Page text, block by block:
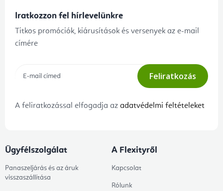
Iratkozzon fel hírlevelünkre
Titkos promóciók, kiárusítások és versenyek az e-mail
címére
Feliratkozás
A feliratkozással elfogadja az adatvédelmi feltételeket
Ügyfélszolgálat
Panaszeljárás és az áruk
visszaszállítása
A Flexityről
Kapcsolat
Rólunk